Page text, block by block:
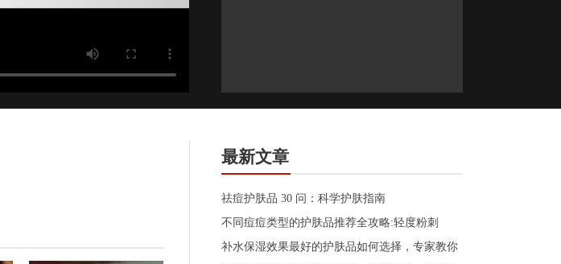
最新文章
祛痘护肤品 30 问：科学护肤指南
不同痘痘类型的护肤品推荐全攻略:轻度粉刺
补水保湿效果最好的护肤品如何选择，专家教你